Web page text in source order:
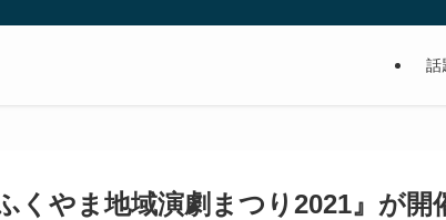
話
ふくやま地域演劇まつり2021』が開
食べるの好き！写真や動画も撮るよ！